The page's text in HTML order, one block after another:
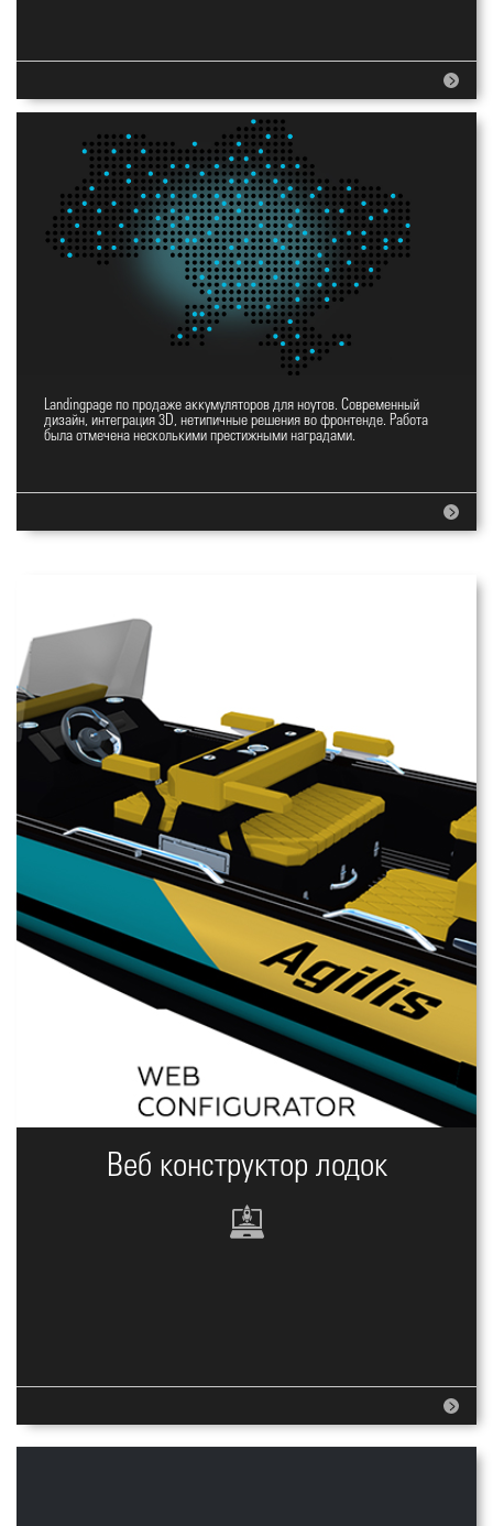
Landingpage YES
Landingpage по продаже аккумуляторов для ноутов. Современный
дизайн, интеграция 3D, нетипичные решения во фронтенде. Работа
была отмечена несколькими престижными наградами.
Веб конструктор лодок